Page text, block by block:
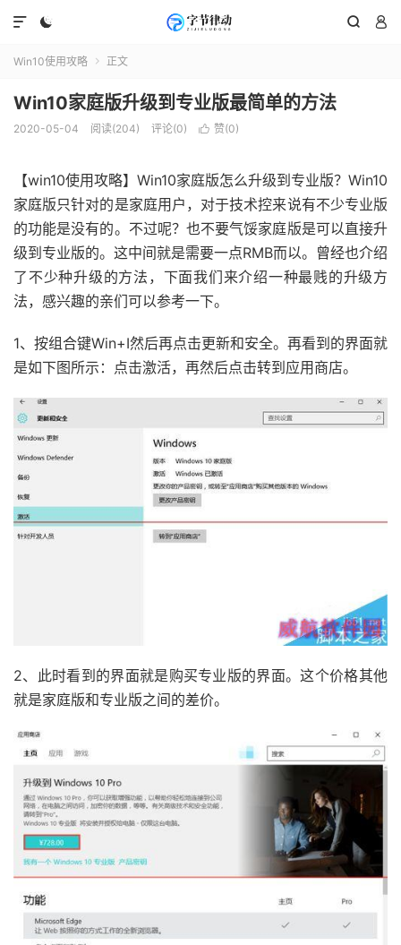
  

Win10使用攻略  正文
Win10家庭版升级到专业版最简单的方法
2020-05-04 阅读(204) 评论(0)  赞(0)
【win10使用攻略】Win10家庭版怎么升级到专业版？Win10
家庭版只针对的是家庭用户，对于技术控来说有不少专业版
的功能是没有的。不过呢？也不要气馁家庭版是可以直接升
级到专业版的。这中间就是需要一点RMB而以。曾经也介绍
了不少种升级的方法，下面我们来介绍一种最贱的升级方
法，感兴趣的亲们可以参考一下。
1、按组合键Win+I然后再点击更新和安全。再看到的界面就
是如下图所示：点击激活，再然后点击转到应用商店。
2、此时看到的界面就是购买专业版的界面。这个价格其他
就是家庭版和专业版之间的差价。